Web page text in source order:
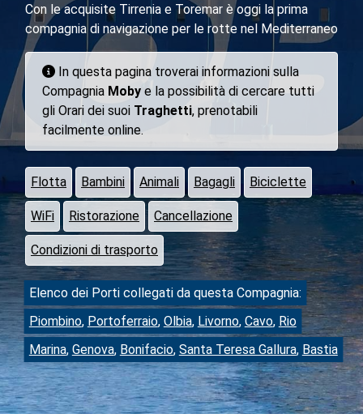
Con le acquisite Tirrenia e Toremar è oggi la prima
compagnia di navigazione per le rotte nel Mediterraneo
In questa pagina troverai informazioni sulla
Compagnia Moby e la possibilità di cercare tutti
gli Orari dei suoi Traghetti, prenotabili
facilmente online.
Flotta Bambini Animali Bagagli Biciclette
WiFi Ristorazione Cancellazione
Condizioni di trasporto
Elenco dei Porti collegati da questa Compagnia:
Piombino, Portoferraio, Olbia, Livorno, Cavo, Rio
Marina, Genova, Bonifacio, Santa Teresa Gallura, Bastia